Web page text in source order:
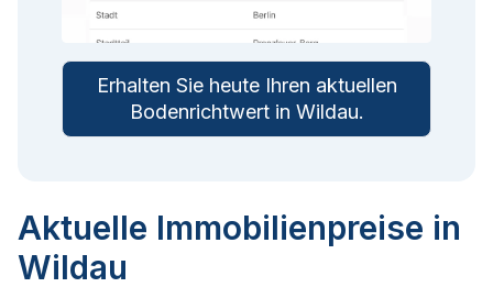
Erhalten Sie heute Ihren aktuellen
Bodenrichtwert in Wildau.
Aktuelle Immobilienpreise in
Wildau